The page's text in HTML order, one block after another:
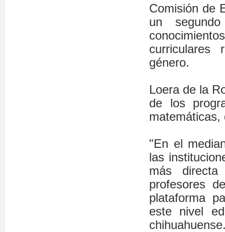
Comisión de
un
curriculares
género.
Loera de la
de los
"En el
las
más
profesores
plataforma
este nivel